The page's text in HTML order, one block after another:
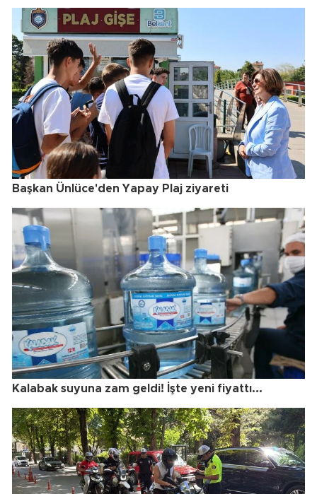
Başkan Ünlüce'den Yapay Plaj ziyareti
Kalabak suyuna zam geldi! İşte yeni fiyattı...